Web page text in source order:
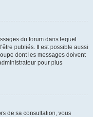
du forum dans lequel
publiés. Il est possible aussi
dont les messages doivent
pour plus
de sa consultation, vous